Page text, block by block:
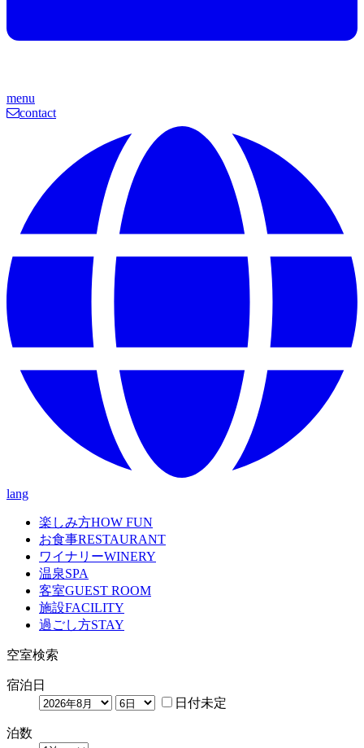
menu
contact
lang
楽しみ方HOW FUN
お食事RESTAURANT
ワイナリーWINERY
温泉SPA
客室GUEST ROOM
施設FACILITY
過ごし方STAY
空室検索
宿泊日
日付未定
泊数